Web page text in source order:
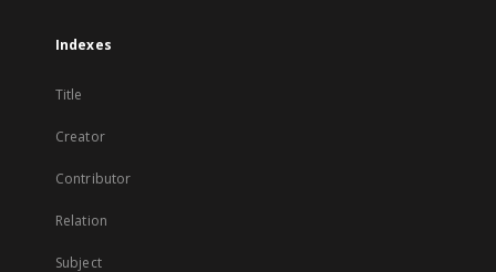
Indexes
Title
Creator
Contributor
Relation
Subject